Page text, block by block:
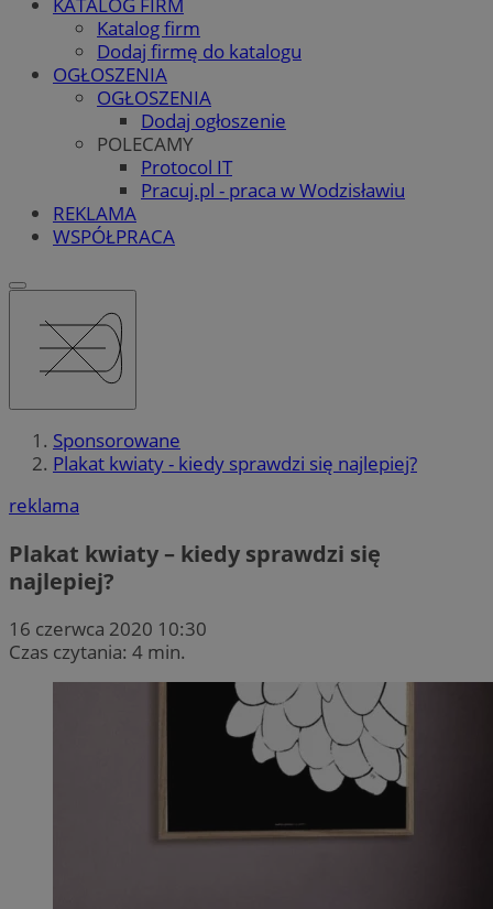
Katalog firm
Dodaj firmę do katalogu
OGŁOSZENIA
OGŁOSZENIA
Dodaj ogłoszenie
POLECAMY
Protocol IT
Pracuj.pl - praca w Wodzisławiu
REKLAMA
WSPÓŁPRACA
Sponsorowane
Plakat kwiaty - kiedy sprawdzi się najlepiej?
reklama
Plakat kwiaty – kiedy sprawdzi się
najlepiej?
16 czerwca 2020 10:30
Czas czytania: 4 min.